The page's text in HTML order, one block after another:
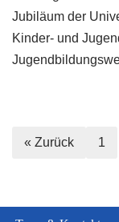
Jubiläum der
Kinder- und
« Zurück 1